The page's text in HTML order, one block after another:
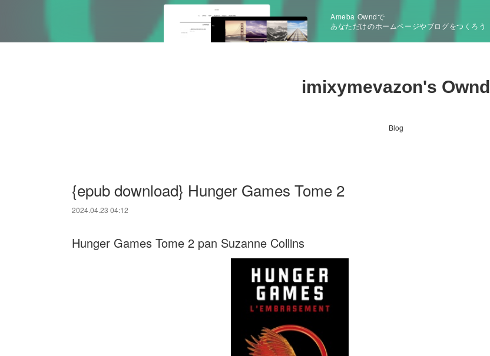
Ameba Owndで
あなただけのホームページやブログをつくろう
imixymevazon's Ownd
Blog
{epub download} Hunger Games Tome 2
2024.04.23 04:12
Hunger Games Tome 2 pan Suzanne Collins